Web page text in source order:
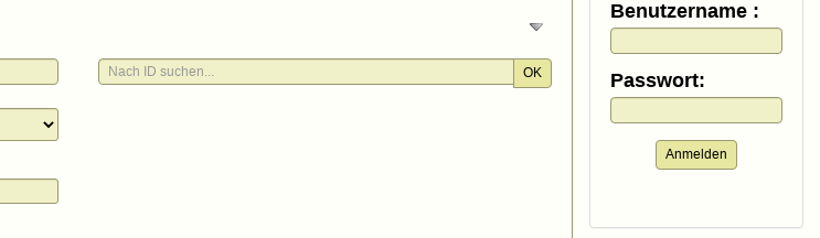
OK
Benutzername :
Passwort:
Anmelden